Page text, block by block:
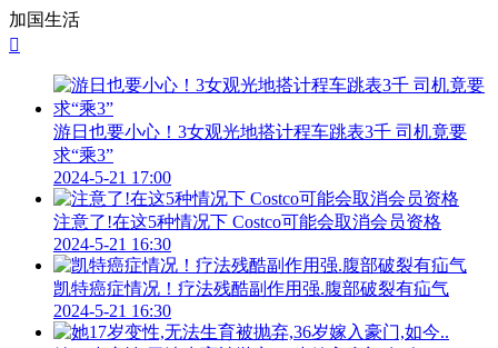
加国生活

游日也要小心！3女观光地搭计程车跳表3千 司机竟要
求“乘3”
2024-5-21 17:00
注意了!在这5种情况下 Costco可能会取消会员资格
2024-5-21 16:30
凯特癌症情况！疗法残酷副作用强.腹部破裂有疝气
2024-5-21 16:30